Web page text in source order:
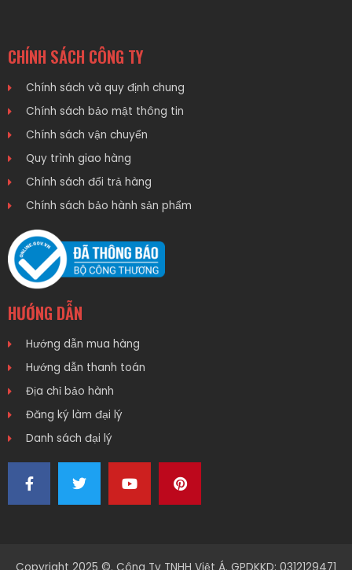
CHÍNH SÁCH CÔNG TY
Chính sách và quy định chung
Chính sách bảo mật thông tin
Chính sách vận chuyển
Quy trình giao hàng
Chính sách đổi trả hàng
Chính sách bảo hành sản phẩm
HƯỚNG DẪN
Hướng dẫn mua hàng
Hướng dẫn thanh toán
Địa chỉ bảo hành
Đăng ký làm đại lý
Danh sách đại lý
Copyright 2025 ©. Công Ty TNHH Việt Á. GPDKKD: 0312129471